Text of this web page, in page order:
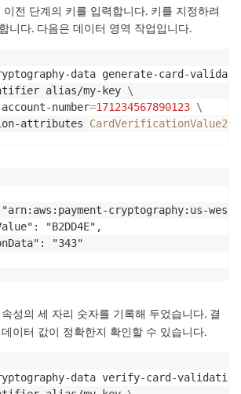
전 단계의 키를 입력합니다. 키를 지정하려
니다. 다음은 데이터 영역 작업입니다.
data generate-card-
alias/my-key
\
number
=171234567890123 \
attributes
CardVerificationValue2=
cryptography:us-
"B2DD4E",
"343"
속성의 세 자리 숫자를 기록해 두었습니다. 결
이터 값이 정확한지 확인할 수 있습니다.
data verify-card-